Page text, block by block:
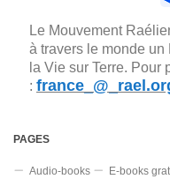
Le Mouvement
à travers le monde un
la Vie sur Terre. Pour
:
PAGES
Audio-books E-books